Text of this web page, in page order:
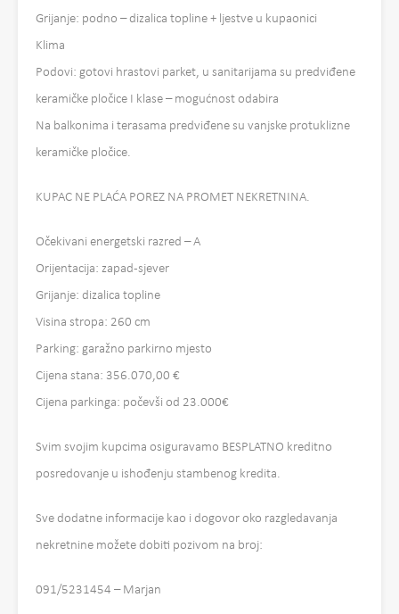
Grijanje: podno – dizalica topline + ljestve u kupaonici
Klima
Podovi: gotovi hrastovi parket, u sanitarijama su predviđene
keramičke pločice I klase – mogućnost odabira
Na balkonima i terasama predviđene su vanjske protuklizne
keramičke pločice.
KUPAC NE PLAĆA POREZ NA PROMET NEKRETNINA.
Očekivani energetski razred – A
Orijentacija: zapad-sjever
Grijanje: dizalica topline
Visina stropa: 260 cm
Parking: garažno parkirno mjesto
Cijena stana: 356.070,00 €
Cijena parkinga: počevši od 23.000€
Svim svojim kupcima osiguravamo BESPLATNO kreditno
posredovanje u ishođenju stambenog kredita.
Sve dodatne informacije kao i dogovor oko razgledavanja
nekretnine možete dobiti pozivom na broj:
091/5231454 – Marjan